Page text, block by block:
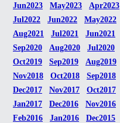
Jun2023
May2023 Apr2023
Jul2022
Jun2022 May2022
Aug2021
Jul2021 Jun2021
Sep2020
Aug2020 Jul2020
Oct2019
Sep2019 Aug2019
Nov2018
Oct2018 Sep2018
Dec2017
Nov2017 Oct2017
Jan2017
Dec2016 Nov2016
Feb2016
Jan2016 Dec2015